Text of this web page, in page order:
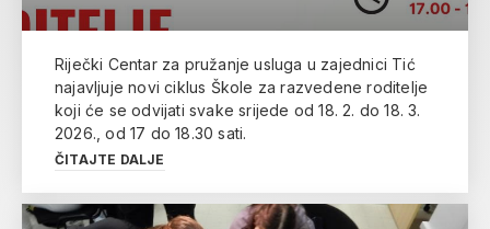
Riječki Centar za pružanje usluga u zajednici Tić
najavljuje novi ciklus Škole za razvedene roditelje
koji će se odvijati svake srijede od 18. 2. do 18. 3.
2026., od 17 do 18.30 sati.
ČITAJTE DALJE